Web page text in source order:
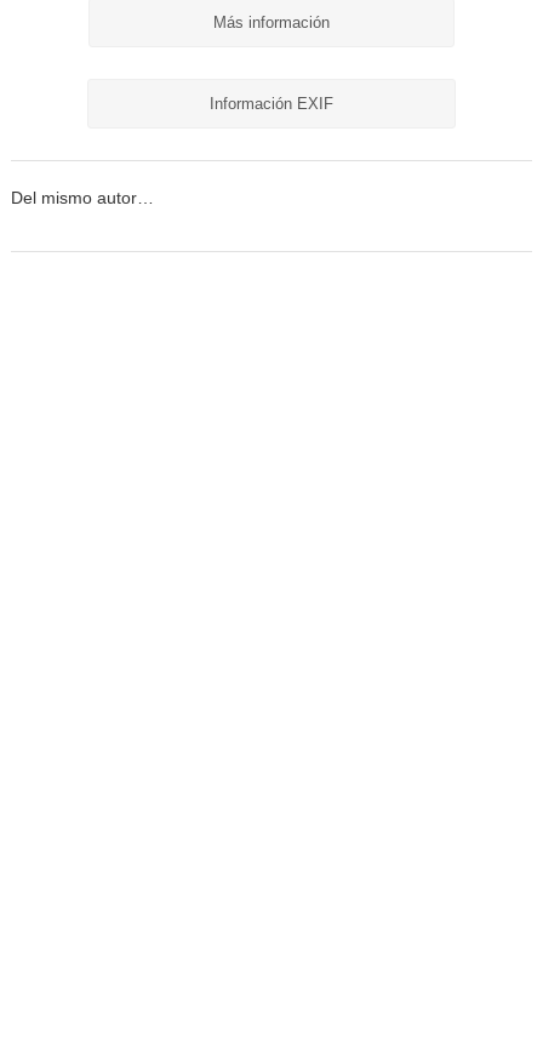
Más información
Información EXIF
Del mismo autor…